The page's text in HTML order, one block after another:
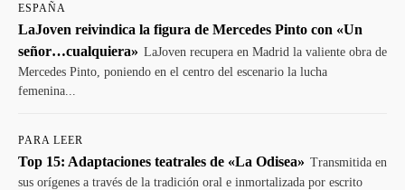
ESPAÑA
LaJoven reivindica la figura de Mercedes Pinto con «Un
señor…cualquiera» LaJoven recupera en Madrid la valiente obra de
Mercedes Pinto, poniendo en el centro del escenario la lucha
femenina...
PARA LEER
Top 15: Adaptaciones teatrales de «La Odisea» Transmitida en
sus orígenes a través de la tradición oral e inmortalizada por escrito